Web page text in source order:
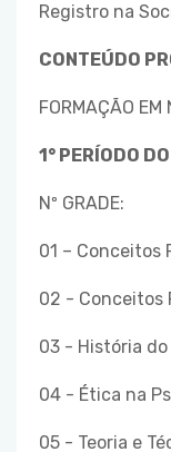
Registro na
CONTEÚDO
FORMAÇÃO EM
1° PERÍODO
Nº GRADE:
01 – Conceitos
02 - Conceitos
03 - História
04 - Ética na
05 - Teoria e